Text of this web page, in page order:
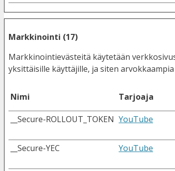
Markkinointi (17)
Markkinointievästeitä käytetään
yksittäisille käyttäjille, ja siten
Nimi Tarjoaja
__Secure-ROLLOUT_TOKEN YouTube
__Secure-YEC YouTube